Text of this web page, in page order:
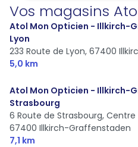
Vos magasins
Atol Mon Opticien - Illkirch-
Lyon
233 Route de Lyon, 67400
5,0 km
Atol Mon Opticien - Illkirch-
Strasbourg
6 Route de Strasbourg,
67400 Illkirch-Graffenstaden
7,1 km